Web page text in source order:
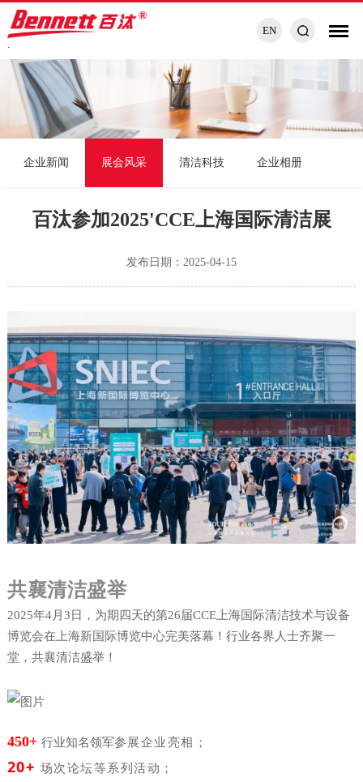
.
EN
企业新闻 展会风采 清洁科技 企业相册
百汰参加2025'CCE上海国际清洁展
发布日期：2025-04-15
共襄清洁盛举
2025年4月3日，为期四天的第26届CCE上海国际清洁技术与设备
博览会在上海新国际博览中心完美落幕！行业各界人士齐聚一
堂，共襄清洁盛举！
450+ 行业知名领军参展企业亮相；
20+ 场次论坛等系列活动；